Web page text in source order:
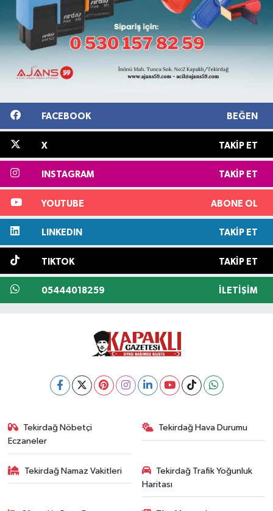
FACEBOOK BEĞEN
X TAKIP ET
INSTAGRAM TAKIP ET
YOUTUBE ABONE OL
LINKEDIN TAKIP ET
TIKTOK TAKIP ET
05444018259 İLETIŞIM
Tekirdağ Nöbetçi
Eczaneler
Tekirdağ Hava Durumu
Tekirdağ Namaz Vakitleri
Tekirdağ Trafik Yoğunluk
Haritası